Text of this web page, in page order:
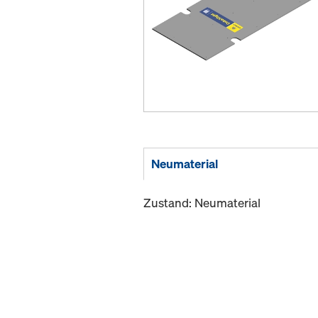
Neumaterial
Zustand: Neumaterial